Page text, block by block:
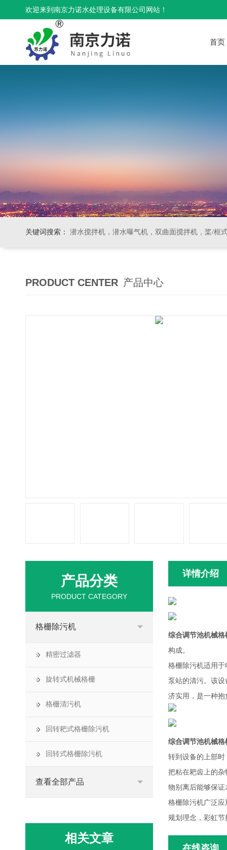
欢迎来到南京力诺水处理设备有限公司网站！
首页
关键词搜索： 潜水搅拌机，潜水曝气机，双曲面搅拌机，桨/框式搅拌
PRODUCT CENTER 产品中心
详情介绍
综合调节池机械格
构成。
格栅除污机适用
泵站的清污。该
济实用，是一种
综合调节池机械格
转到设备的上部
把粘在耙齿上的
物别离后能够保
格栅除污机广泛
规划理念，彩虹
在线咨询
产品分类
PRODUCT CATEGORY
格栅除污机
精密过滤器
旋转式机械格栅
格栅清污机
回转耙式格栅除污机
回转式格栅除污机
查看全部产品
相关文章